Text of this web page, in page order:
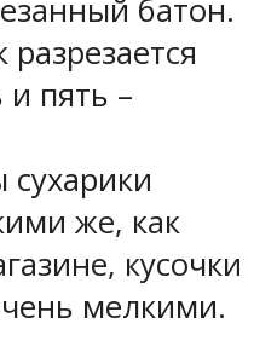
батон.
пять –
сухарики
же, как
кусочки
мелкими.